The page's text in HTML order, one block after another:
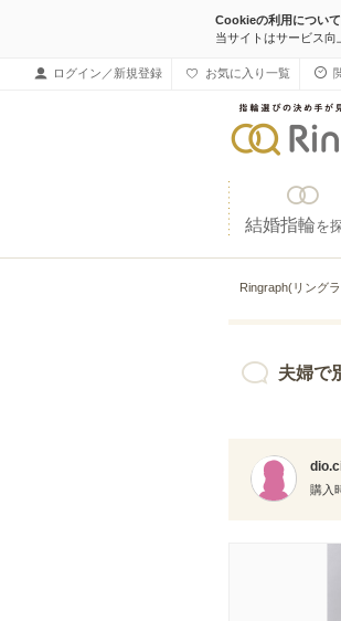
Cookieの利用について
当サイトはサービス向
ログイン／新規登録 お気に入り一覧
結婚指輪を
Ringraph(リング
夫婦で別々
購入